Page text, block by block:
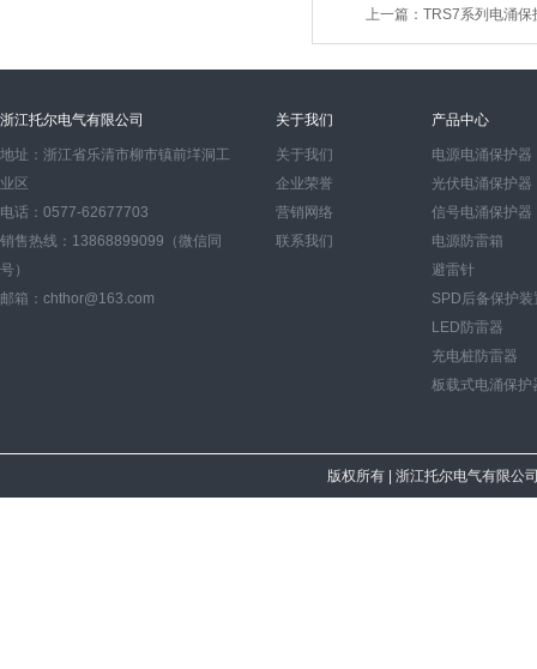
上一篇： TRS7系列电涌保
浙江托尔电气有限公司
地址：浙江省乐清市柳市镇前垟洞工
业区
电话：0577-62677703
销售热线：13868899099（微信同
号）
邮箱：chthor@163.com
关于我们
关于我们
企业荣誉
营销网络
联系我们
产品中心
电源电涌保护器
光伏电涌保护器
信号电涌保护器
电源防雷箱
避雷针
SPD后备保护装
LED防雷器
充电桩防雷器
板载式电涌保护
版权所有| 浙江托尔电气有限公